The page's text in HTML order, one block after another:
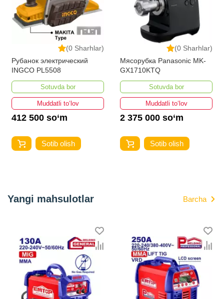
(0 Sharhlar)
Рубанок электрический
INGCO PL5508
Sotuvda bor
Muddatli to‘lov
412 500 so‘m
Sotib olish
(0 Sharhlar)
Мясорубка Panasonic MK-
GX1710KTQ
Sotuvda bor
Muddatli to‘lov
2 375 000 so‘m
Sotib olish
Yangi mahsulotlar Barcha